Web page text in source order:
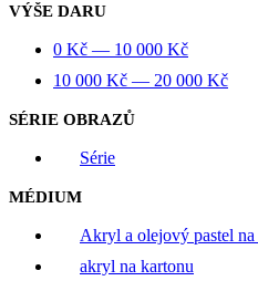
VÝŠE DARU
0 Kč — 10 000 Kč
10 000 Kč — 20 000 Kč
SÉRIE OBRAZŮ
Série
MÉDIUM
Akryl a olejový pastel na
akryl na kartonu